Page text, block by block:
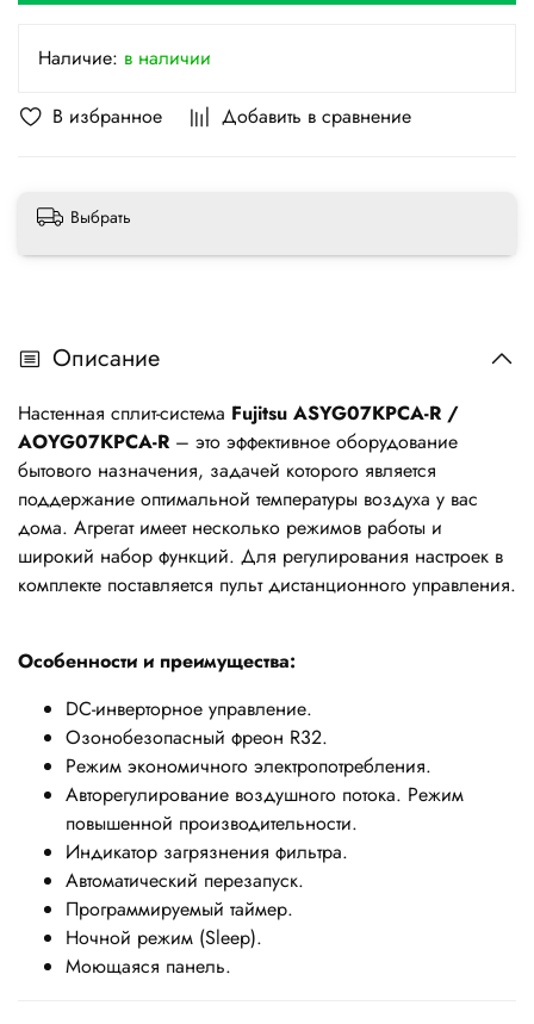
В избранное Добавить в сравнение
Наличие: в наличии
Выбрать
Описание
Настенная сплит-система Fujitsu ASYG07KPCA-R /
AOYG07KPCA-R – это эффективное оборудование
бытового назначения, задачей которого является
поддержание оптимальной температуры воздуха у вас
дома. Агрегат имеет несколько режимов работы и
широкий набор функций. Для регулирования настроек в
комплекте поставляется пульт дистанционного управления.
Особенности и преимущества:
DC-инверторное управление.
Озонобезопасный фреон R32.
Режим экономичного электропотребления.
Авторегулирование воздушного потока. Режим
повышенной производительности.
Индикатор загрязнения фильтра.
Автоматический перезапуск.
Программируемый таймер.
Ночной режим (Sleep).
Моющаяся панель.